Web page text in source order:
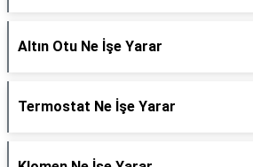
Altın Otu Ne İşe Yarar
Termostat Ne İşe Yarar